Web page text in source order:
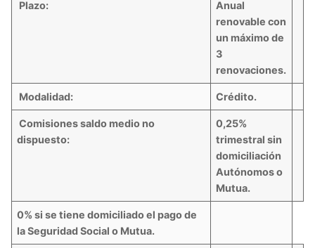
Plazo:
Anual
renovable con
un máximo de
3
renovaciones.
Modalidad: Crédito.
Comisiones saldo medio no
dispuesto:
0,25%
trimestral sin
domiciliación
Autónomos o
Mutua.
0% si se tiene domiciliado el pago de
la Seguridad Social o Mutua.